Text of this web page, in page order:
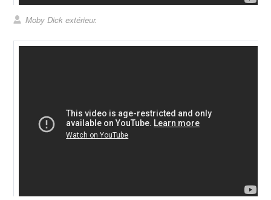
Moby Dick extérieur.